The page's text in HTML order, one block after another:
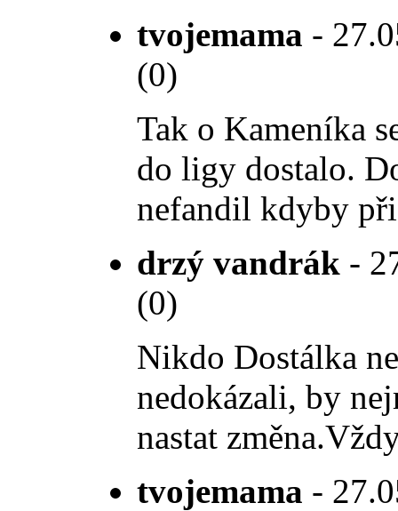
tvojemama -
(0)
Tak o Kameníka
do ligy dostalo.
nefandil kdyby
drzý vandrák -
(0)
Nikdo Dostálka
nedokázali, by
nastat
tvojemama -